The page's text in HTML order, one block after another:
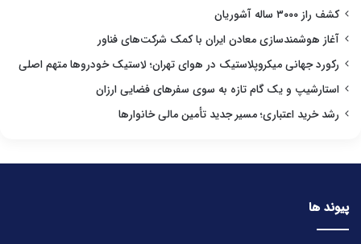
کشف راز ۳۰۰۰ ساله آشوریان
آغاز هوشمندسازی معادن ایران با کمک شرکت‌های فناور
رکورد جهانی میکروپلاستیک در هوای تهران؛ لاستیک خودروها متهم اصلی
استارشیپ و یک گام تازه به سوی سفرهای فضایی ارزان
رشد خرید اعتباری؛ مسیر جدید تأمین مالی خانوارها
پیوند ها